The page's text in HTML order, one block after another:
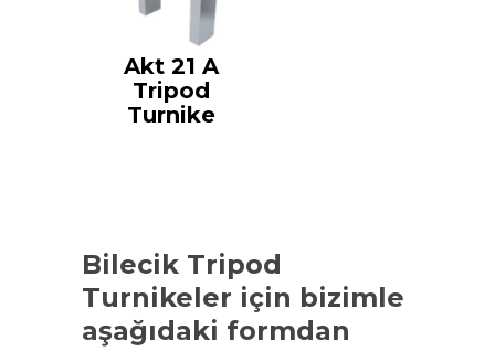
Akt 21 A
Tripod
Turnike
Bilecik Tripod
Turnikeler için bizimle
aşağıdaki formdan